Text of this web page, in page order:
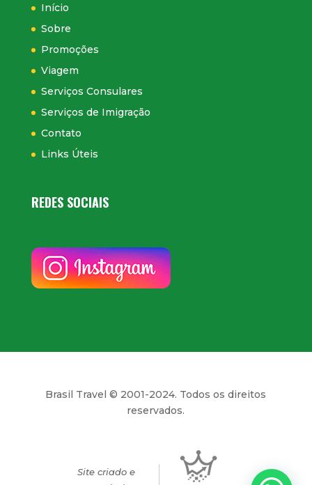
Início
Sobre
Promoções
Viagem
Serviços Consulares
Serviços de Imigração
Contato
Links Úteis
REDES SOCIAIS
Brasil Travel © 2001-2024. Todos os direitos
reservados.
Site criado e